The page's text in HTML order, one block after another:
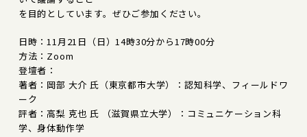
を目的としています。ぜひご参加ください。
日時：11月21日（日）14時30分から17時00分
方法：Zoom
登壇者：
著者：岡部 大介 氏（東京都市大学）：認知科学、フィールドワ
ーク
評者：高梨 克也 氏 （滋賀県立大学）：コミュニケーション科
学、身体動作学